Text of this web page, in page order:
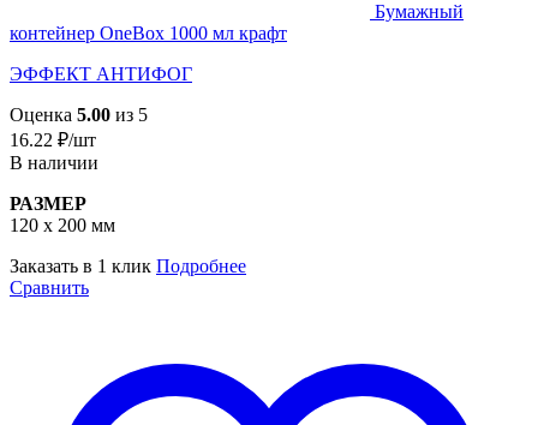
Бумажный
контейнер OneBox 1000 мл крафт
ЭФФЕКТ АНТИФОГ
Оценка 5.00 из 5
16.22 ₽/шт
В наличии
РАЗМЕР
120 х 200 мм
Заказать в 1 клик Подробнее
Сравнить